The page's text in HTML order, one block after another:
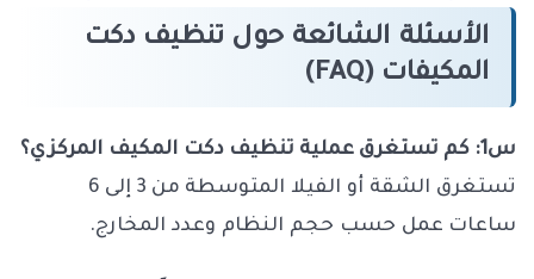
الأسئلة الشائعة حول تنظيف دكت
المكيفات (FAQ)
س1: كم تستغرق عملية تنظيف دكت المكيف المركزي؟
تستغرق الشقة أو الفيلا المتوسطة من 3 إلى 6
ساعات عمل حسب حجم النظام وعدد المخارج.